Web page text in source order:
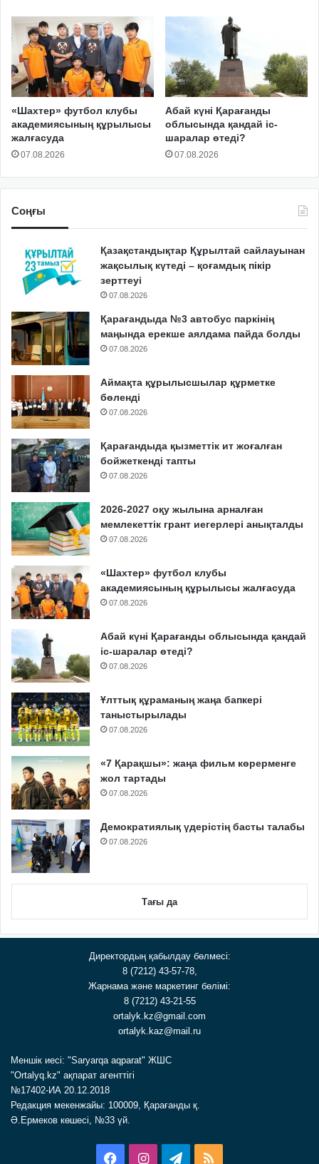
«Шахтер» футбол клубы
академиясының құрылысы
жалғасуда
07.08.2026
Абай күні Қарағанды
облысында қандай іс-
шаралар өтеді?
07.08.2026
Соңғы
Қазақстандықтар Құрылтай сайлауынан
жақсылық күтеді – қоғамдық пікір
зерттеуі
07.08.2026
Қарағандыда №3 автобус паркінің
маңында ерекше аялдама пайда болды
07.08.2026
Аймақта құрылысшылар құрметке
бөленді
07.08.2026
Қарағандыда қызметтік ит жоғалған
бойжеткенді тапты
07.08.2026
2026-2027 оқу жылына арналған
мемлекеттік грант иегерлері анықталды
07.08.2026
«Шахтер» футбол клубы
академиясының құрылысы жалғасуда
07.08.2026
Абай күні Қарағанды облысында қандай
іс-шаралар өтеді?
07.08.2026
Ұлттық құраманың жаңа бапкері
таныстырылады
07.08.2026
«7 Қарақшы»: жаңа фильм көрерменге
жол тартады
07.08.2026
Демократиялық үдерістің басты талабы
07.08.2026
Тағы да
Директордың қабылдау бөлмесі:
8 (7212) 43-57-78,
Жарнама және маркетинг бөлімі:
8 (7212) 43-21-55
ortalyk.kz@gmail.com
ortalyk.kaz@mail.ru
Меншік иесі: "Saryarqa aqparat" ЖШС
"Ortalyq.kz" ақпарат агенттігі
№17402-ИА 20.12.2018
Редакция мекенжайы: 100009, Қарағанды қ.
Ә.Ермеков көшесі, №33 үй.
FacebookInstagramTelegram